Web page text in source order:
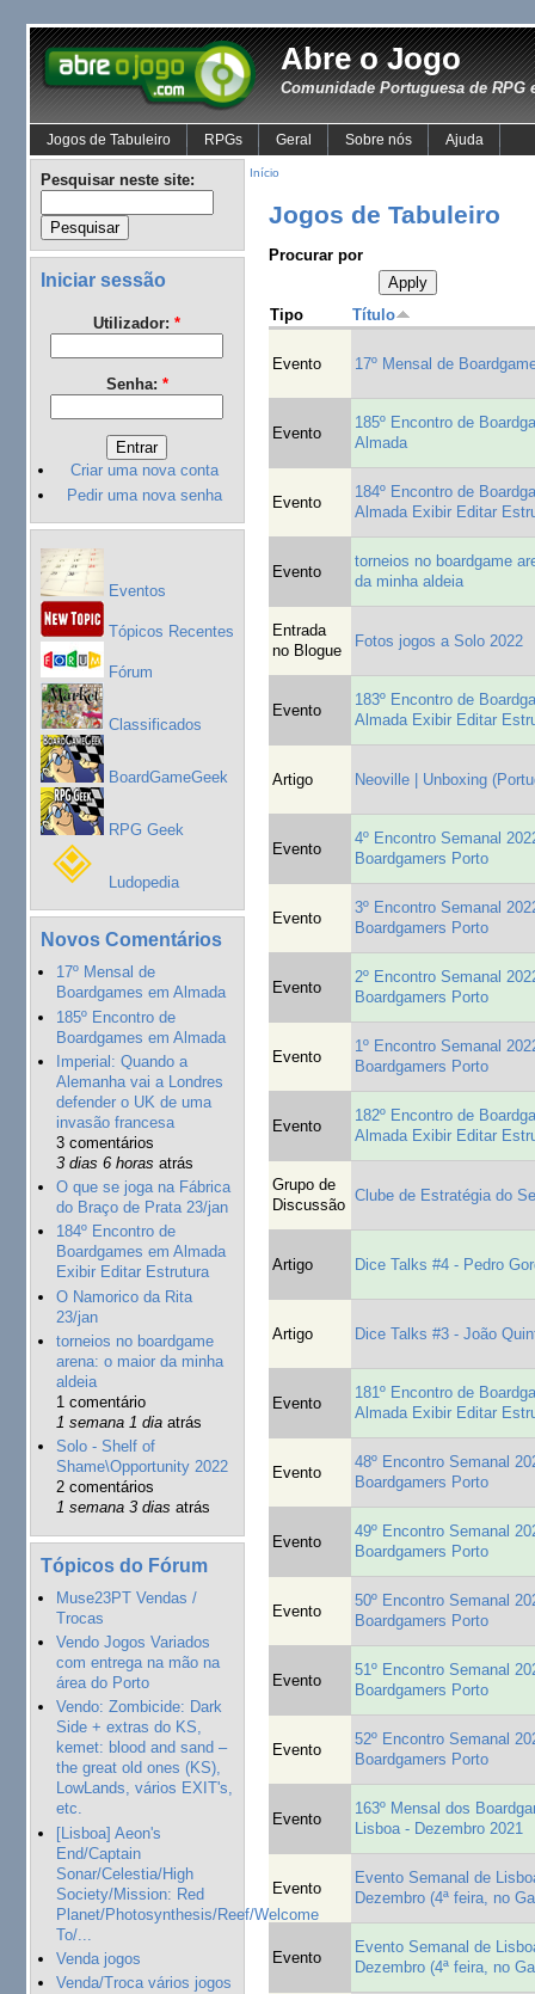
Abre o Jogo
Comunidade Portuguesa de RPG
Jogos de Tabuleiro RPGs Geral Sobre nós Ajuda
Pesquisar neste site:
Iniciar sessão
Utilizador: *
Senha: *
Criar uma nova conta
Pedir uma nova senha
Eventos
Tópicos Recentes
Fórum
Classificados
BoardGameGeek
RPG Geek
Ludopedia
Novos Comentários
17º Mensal de
Boardgames em Almada
185º Encontro de
Boardgames em Almada
Imperial: Quando a
Alemanha vai a Londres
defender o UK de uma
invasão francesa
3 comentários
3 dias 6 horas atrás
O que se joga na Fábrica
do Braço de Prata 23/jan
184º Encontro de
Boardgames em Almada
Exibir Editar Estrutura
O Namorico da Rita
23/jan
torneios no boardgame
arena: o maior da minha
aldeia
1 comentário
1 semana 1 diaatrás
Solo - Shelf of
Shame\Opportunity 2022
2 comentários
1 semana 3 dias atrás
Tópicos do Fórum
Muse23PT Vendas /
Trocas
Vendo Jogos Variados
com entrega na mão na
área do Porto
Vendo: Zombicide: Dark
Side + extras do KS,
kemet: blood and sand –
the great old ones (KS),
LowLands, vários EXIT's,
etc.
[Lisboa] Aeon's
End/Captain
Sonar/Celestia/High
Society/Mission: Red
Planet/Photosynthesis/Reef/Welcome
To/...
Venda jogos
Venda/Troca vários jogos
Início
Jogos de Tabuleiro
Procurar por
Tipo Título
Evento 17º Mensal de
Evento
185º Encontro de
Almada
Evento
184º Encontro de
Almada Exibir Editar
Evento
torneios no boardgame
da minha aldeia
Entrada
no Blogue
Fotos jogos a Solo 2022
Evento
183º Encontro de
Almada Exibir Editar
Artigo Neoville | Unboxing
Evento
4º Encontro Semanal
Boardgamers Porto
Evento
3º Encontro Semanal
Boardgamers Porto
Evento
2º Encontro Semanal
Boardgamers Porto
Evento
1º Encontro Semanal
Boardgamers Porto
Evento
182º Encontro de
Almada Exibir Editar
Grupo de
Discussão
Clube de Estratégia do
Artigo Dice Talks #4 - Pedro
Artigo Dice Talks #3 - João
Evento
181º Encontro de
Almada Exibir Editar
Evento
48º Encontro Semanal
Boardgamers Porto
Evento
49º Encontro Semanal
Boardgamers Porto
Evento
50º Encontro Semanal
Boardgamers Porto
Evento
51º Encontro Semanal
Boardgamers Porto
Evento
52º Encontro Semanal
Boardgamers Porto
Evento
163º Mensal dos
Lisboa - Dezembro 2021
Evento
Evento Semanal de
Dezembro (4ª feira, no
Evento
Evento Semanal de
Dezembro (4ª feira, no